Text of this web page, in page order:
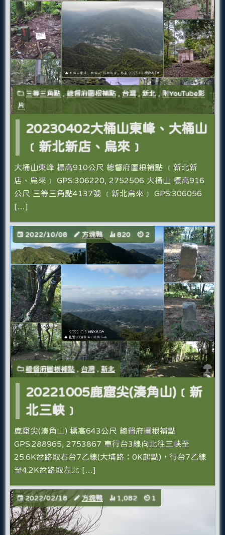
三等三角點 ,總督府圖根補點 ,台灣,新北 ,附YouTube影
片
20230402大桶山東峰、大桶山
﹝新北新店、烏來﹞
大桶山東峰 標高910公尺 總督府圖根補點 ﹝新北新
店、烏來﹞ GPS:306220, 2752506 大桶山 標高916
公尺 三等三角點4137號 ﹝新北烏來﹞ GPS:306056
[…]
2022/10/08 方塊鴨 820 2
總督府圖根補點 ,台灣 ,新北
20221005鹿窟尖(湊角山)﹝新
北三峽﹞
鹿窟尖(湊角山) 標高643公尺 總督府圖根補點
GPS:288965, 2753867 車行台3線向北往三峽至
25.6K岔路取右台7乙線(大埔路；0K起點)，行台7乙線
至4.2K岔路取左北 […]
2022/02/18 方塊鴨 1,082 1